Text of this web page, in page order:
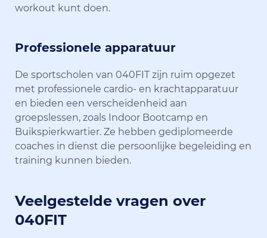
workout kunt doen.
Professionele apparatuur
De sportscholen van 040FIT zijn ruim opgezet
met professionele cardio- en krachtapparatuur
en bieden een verscheidenheid aan
groepslessen, zoals Indoor Bootcamp en
Buikspierkwartier. Ze hebben gediplomeerde
coaches in dienst die persoonlijke begeleiding en
training kunnen bieden.
Veelgestelde vragen over
040FIT